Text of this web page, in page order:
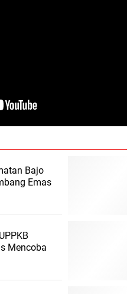
Bajo
Emas
Mencoba